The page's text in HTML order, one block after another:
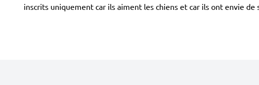
inscrits uniquement car ils aiment les chiens et car ils ont envie